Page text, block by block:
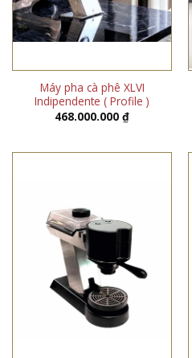
Máy pha cà phê XLVI
Indipendente ( Profile )
468.000.000 ₫